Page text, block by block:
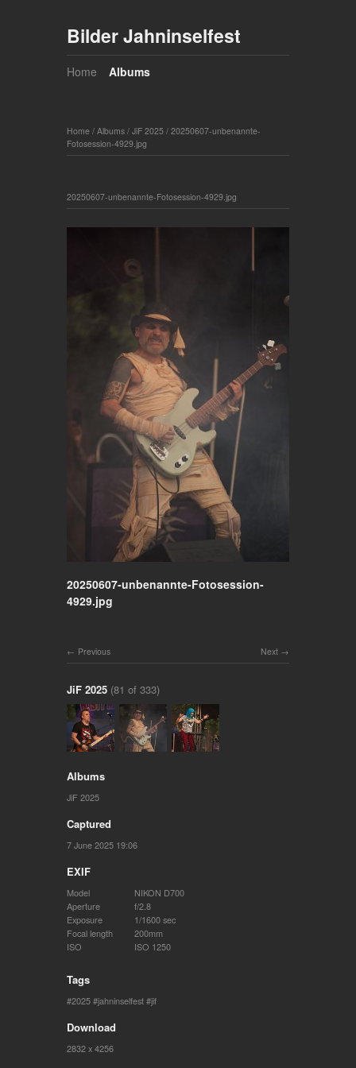
Bilder Jahninselfest
Home Albums
Home / Albums / JiF 2025 / 20250607-unbenannte-
Fotosession-4929.jpg
20250607-unbenannte-Fotosession-4929.jpg
20250607-unbenannte-Fotosession-
4929.jpg
Next
Previous
JiF 2025 (81 of 333)
Albums
JiF 2025
Captured
7 June 2025 19:06
EXIF
Model
NIKON D700
Aperture
f/2.8
Exposure
1/1600 sec
Focal length
200mm
ISO
ISO 1250
Tags
2025 jahninselfest jif
Download
2832 x 4256